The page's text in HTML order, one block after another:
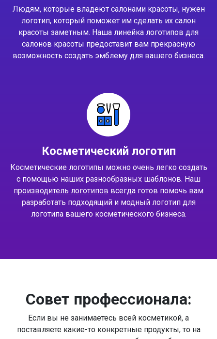
Людям, которые владеют салонами красоты, нужен
логотип, который поможет им сделать их салон
красоты заметным. Наша линейка логотипов для
салонов красоты предоставит вам прекрасную
возможность создать эмблему для вашего бизнеса.
Косметический логотип
Косметические логотипы можно очень легко создать
с помощью наших разнообразных шаблонов. Наш
производитель логотипов всегда готов помочь вам
разработать подходящий и модный логотип для
логотипа вашего косметического бизнеса.
Совет профессионала:
Если вы не занимаетесь всей косметикой, а
поставляете какие-то конкретные продукты, то на